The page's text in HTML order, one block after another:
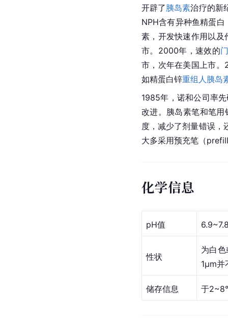
开辟了胰岛素治疗的新
NPH含有异种鱼精蛋
素，开发快速作用以
市。2000年，速效的
市，次年在美国上市
如精蛋白锌重组人胰岛
1985年，诺和公司率
改进。 胰岛素笔和笔用
度，减少了剂量错误，
大多采用预充笔（
化学信息
pH值
性状
为白
1μm并
储存信息 于